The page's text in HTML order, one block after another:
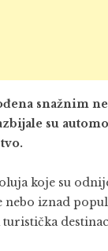
snažnim
su
koje su
nebo iznad